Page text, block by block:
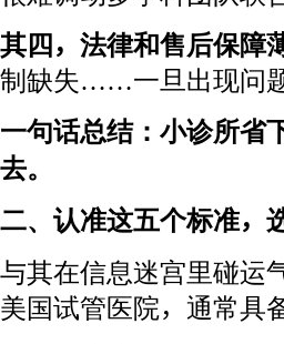
其四，法律和售后保障
制缺失……一旦出现问
一句话总结：小诊所省
去。
二、认准这五个标准，
与其在信息迷宫里碰运
美国试管医院，通常具